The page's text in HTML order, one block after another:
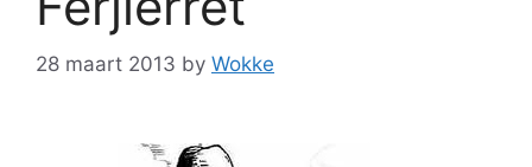
28 maart 2013 by Wokke